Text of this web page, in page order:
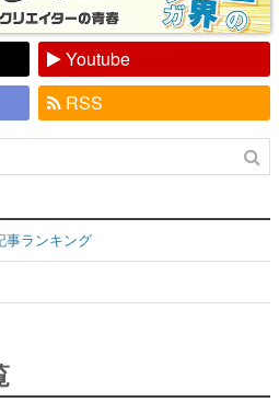
Youtube
RSS
事ランキング